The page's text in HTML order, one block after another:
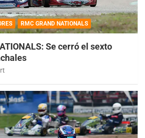
RMC GRAND NATIONALS
Se cerró el sexto